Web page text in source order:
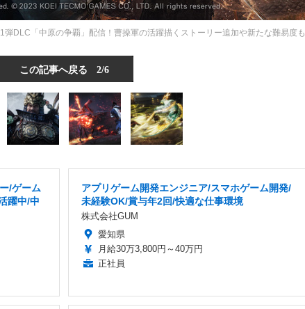
DLC「中原の争覇」配信！曹操軍の活躍描くストーリー追加や新たな難易度も
この記事へ戻る 2/6
/ゲーム
躍中/中
アプリゲーム開発エンジニア/スマホゲーム開発/
未経験OK/賞与年2回/快適な仕事環境
株式会社GUM
愛知県
月給30万3,800円～40万円
正社員